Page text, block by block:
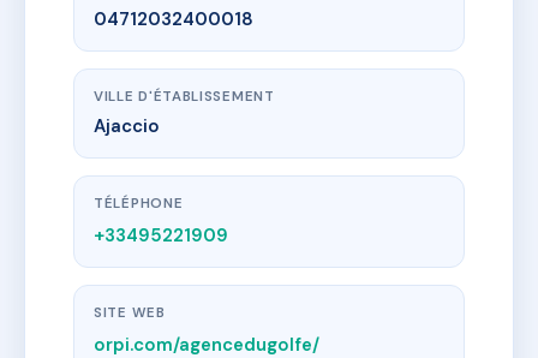
04712032400018
VILLE D'ÉTABLISSEMENT
Ajaccio
TÉLÉPHONE
+33495221909
SITE WEB
orpi.com/agencedugolfe/